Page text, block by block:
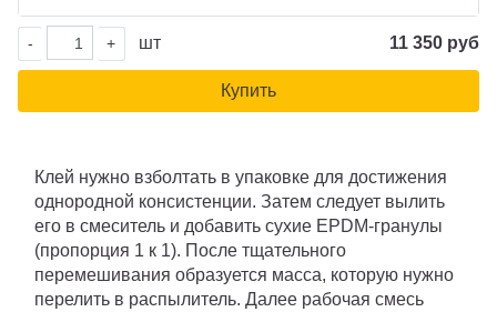
- + шт 11 350 руб
Купить
Клей нужно взболтать в упаковке для достижения
однородной консистенции. Затем следует вылить
его в смеситель и добавить сухие EPDM-гранулы
(пропорция 1 к 1). После тщательного
перемешивания образуется масса, которую нужно
перелить в распылитель. Далее рабочая смесь